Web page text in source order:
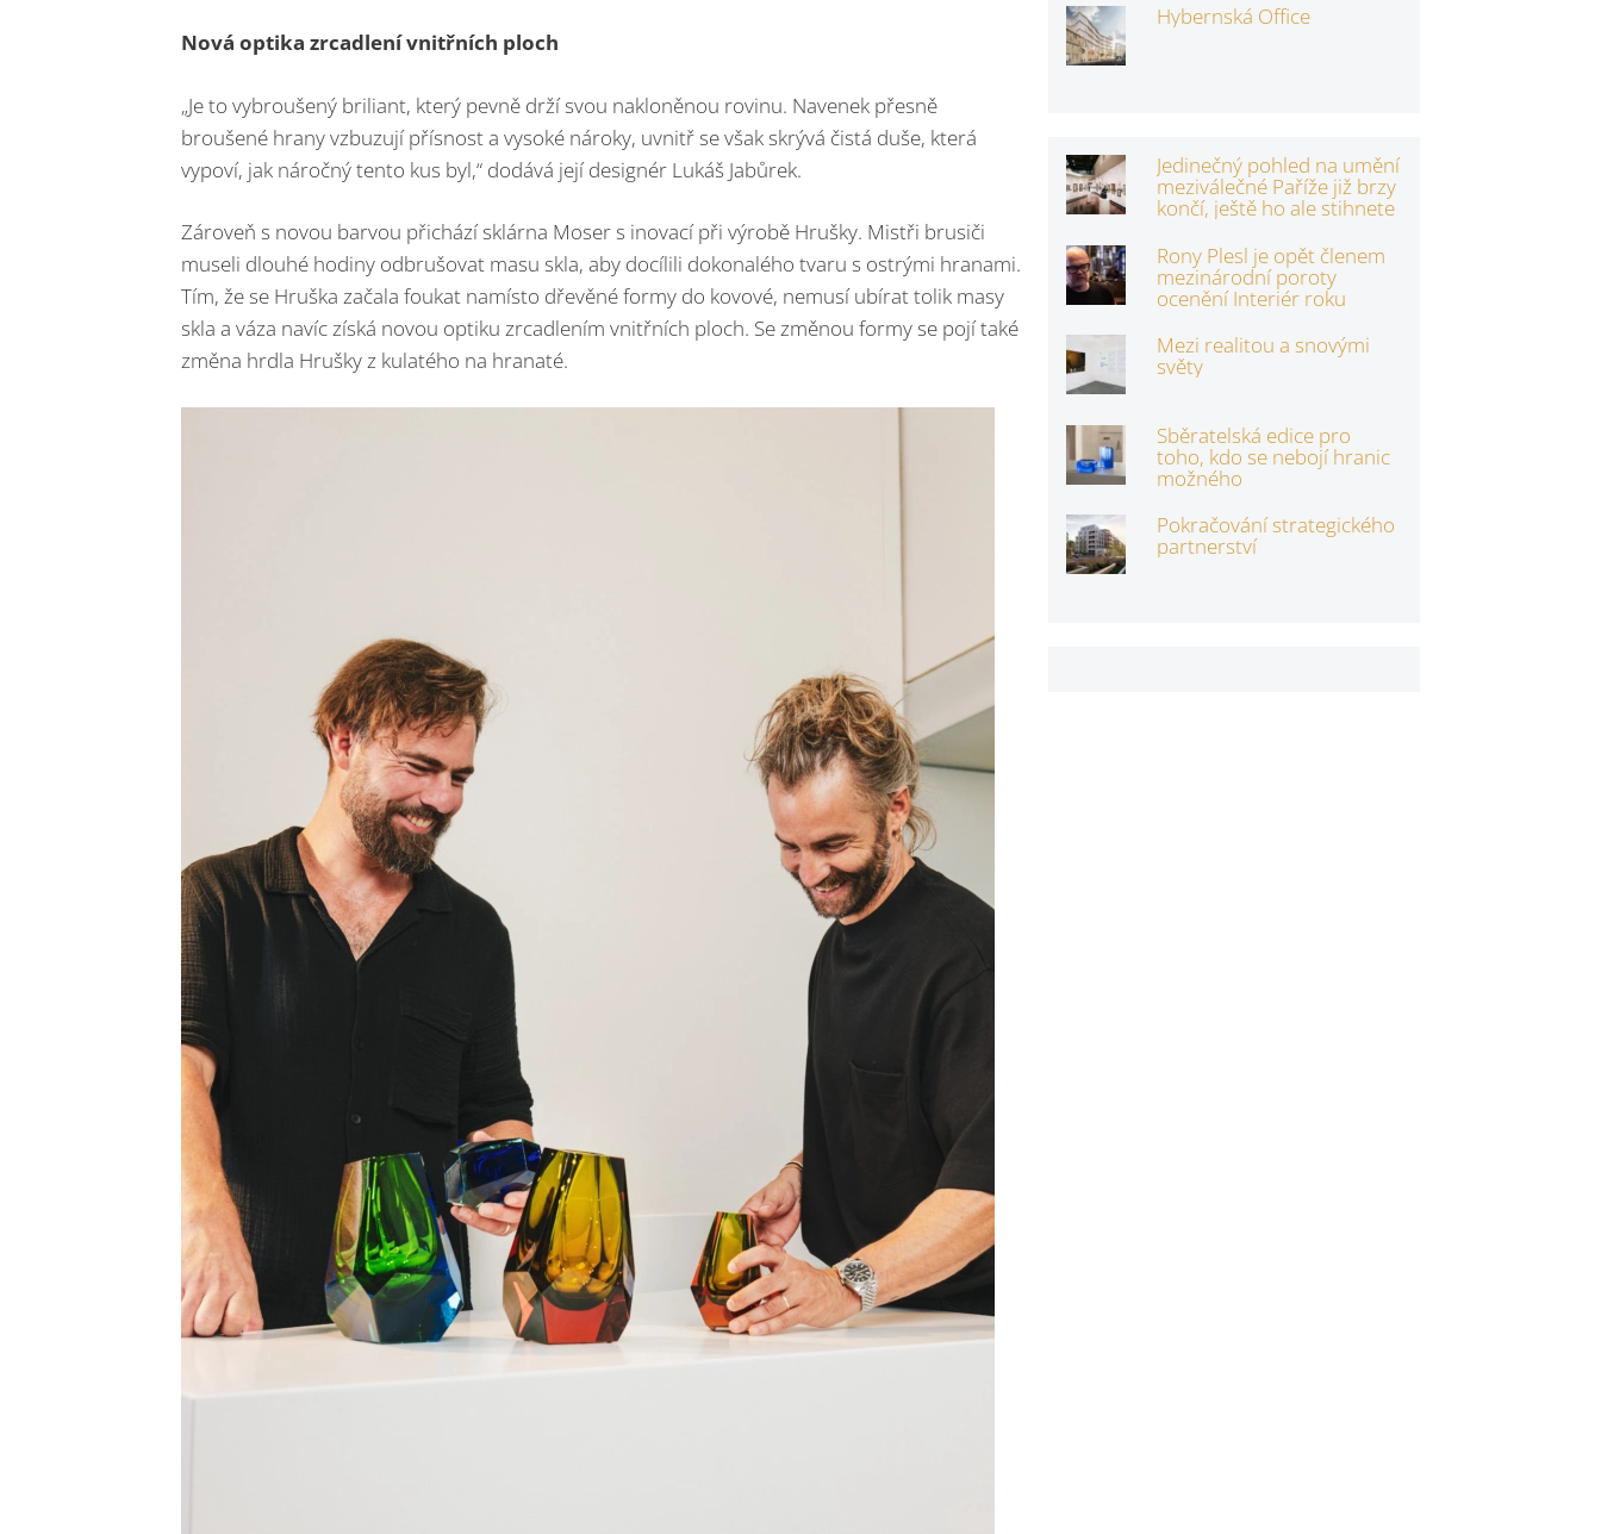
Nová optika zrcadlení vnitřních ploch
„Je to vybroušený briliant, který pevně drží svou nakloněnou rovinu. Navenek přesně
broušené hrany vzbuzují přísnost a vysoké nároky, uvnitř se však skrývá čistá duše, která
vypoví, jak náročný tento kus byl,“ dodává její designér Lukáš Jabůrek.
Zároveň s novou barvou přichází sklárna Moser s inovací při výrobě Hrušky. Mistři brusiči
museli dlouhé hodiny odbrušovat masu skla, aby docílili dokonalého tvaru s ostrými hranami.
Tím, že se Hruška začala foukat namísto dřevěné formy do kovové, nemusí ubírat tolik masy
skla a váza navíc získá novou optiku zrcadlením vnitřních ploch. Se změnou formy se pojí také
změna hrdla Hrušky z kulatého na hranaté.
Hybernská Office
Jedinečný pohled na umění
meziválečné Paříže již brzy
končí, ještě ho ale stihnete
Rony Plesl je opět členem
mezinárodní poroty
ocenění Interiér roku
Mezi realitou a snovými
světy
Sběratelská edice pro
toho, kdo se nebojí hranic
možného
Pokračování strategického
partnerství